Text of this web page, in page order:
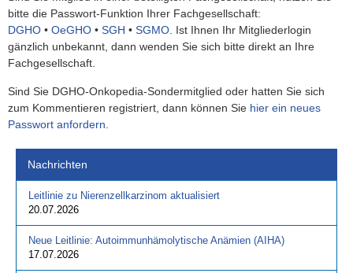
bitte die Passwort-Funktion Ihrer Fachgesellschaft:
DGHO • OeGHO • SGH • SGMO Ist Ihnen Ihr Mitgliederlogin
gänzlich unbekannt, dann wenden Sie sich bitte direkt an Ihre
Fachgesellschaft.
Sind Sie DGHO-Onkopedia-Sondermitglied oder hatten Sie sich
zum Kommentieren registriert, dann können Sie hier ein neues
Passwort anfordern
Nachrichten
Leitlinie zu Nierenzellkarzinom aktualisiert
20.07.2026
Neue Leitlinie: Autoimmunhämolytische Anämien (AIHA)
17.07.2026